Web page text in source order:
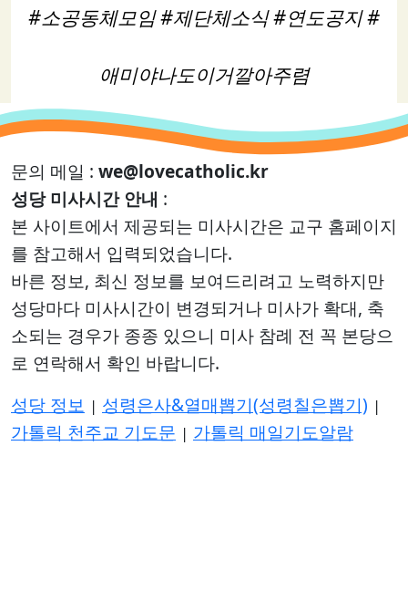
#소공동체모임 #제단체소식 #연도공지 #
애미야나도이거깔아주렴
문의 메일 : we@lovecatholic.kr
성당 미사시간 안내 :
본 사이트에서 제공되는 미사시간은 교구 홈페이지
를 참고해서 입력되었습니다.
바른 정보, 최신 정보를 보여드리려고 노력하지만
성당마다 미사시간이 변경되거나 미사가 확대, 축
소되는 경우가 종종 있으니 미사 참례 전 꼭 본당으
로 연락해서 확인 바랍니다.
성당 정보 | 성령은사&열매뽑기(성령칠은뽑기) |
가톨릭 천주교 기도문 | 가톨릭 매일기도알람